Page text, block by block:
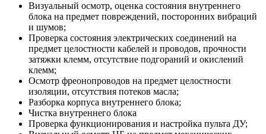
Визуальный осмотр, оценка состояния внутреннего
блока на предмет повреждений, посторонних вибраций
и шумов;
Проверка состояния электрических соединений на
предмет целостности кабелей и проводов, прочности
затяжки клемм, отсутствие подгораний и окислений
клемм;
Осмотр фреонопроводов на предмет целостности
изоляции, отсутствия потеков масла;
Разборка корпуса внутреннего блока;
Чистка внутреннего блока
Проверка функционирования и настройка пульта ДУ;